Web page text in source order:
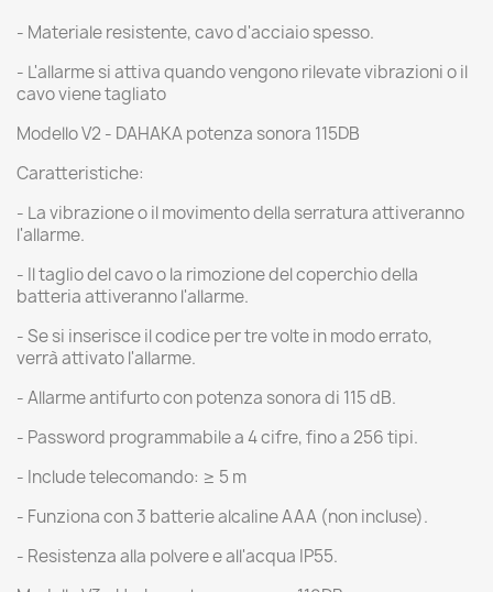
- Materiale resistente, cavo d'acciaio spesso.
- L'allarme si attiva quando vengono rilevate vibrazioni o il
cavo viene tagliato
Modello V2 - DAHAKA potenza sonora 115DB
Caratteristiche:
- La vibrazione o il movimento della serratura attiveranno
l'allarme.
- Il taglio del cavo o la rimozione del coperchio della
batteria attiveranno l'allarme.
- Se si inserisce il codice per tre volte in modo errato,
verrà attivato l'allarme.
- Allarme antifurto con potenza sonora di 115 dB.
- Password programmabile a 4 cifre, fino a 256 tipi.
- Include telecomando: ≥ 5 m
- Funziona con 3 batterie alcaline AAA (non incluse).
- Resistenza alla polvere e all'acqua IP55.